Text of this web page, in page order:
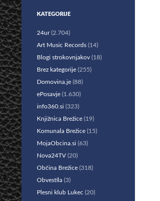
KATEGORIJE
24ur(2.704)
Art Music Records (14)
Blogi strokovnjakov (18)
Brez kategorije (255)
Domovina.je (88)
ePosavje (1.630)
info360.si (323)
Knjižnica Brežice (19)
Komunala Brežice (15)
MojaObcina.si (63)
Nova24TV (20)
Občina Brežice (318)
Obvestila (3)
Plesni klub Lukec (20)